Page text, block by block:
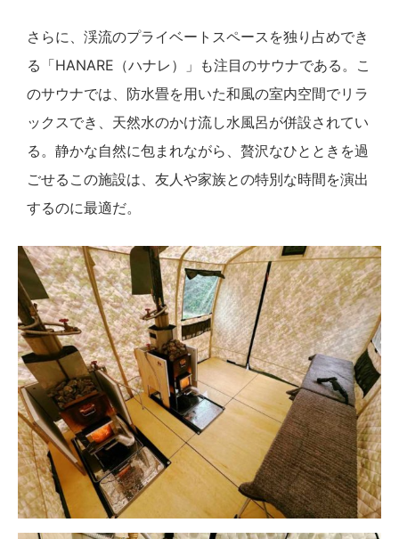
さらに、渓流のプライベートスペースを独り占めでき
る「HANARE（ハナレ）」も注目のサウナである。こ
のサウナでは、防水畳を用いた和風の室内空間でリラ
ックスでき、天然水のかけ流し水風呂が併設されてい
る。静かな自然に包まれながら、贅沢なひとときを過
ごせるこの施設は、友人や家族との特別な時間を演出
するのに最適だ。